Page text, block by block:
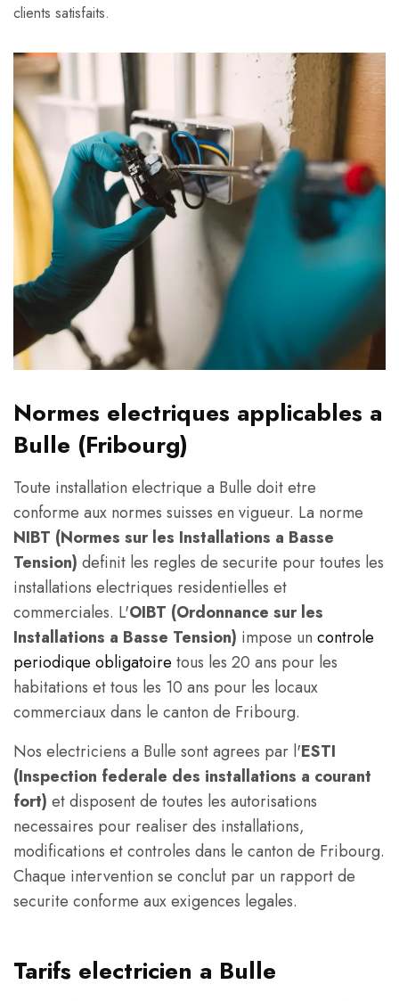
clients satisfaits.
Normes electriques applicables a
Bulle (Fribourg)
Toute installation electrique a Bulle doit etre
conforme aux normes suisses en vigueur. La norme
NIBT (Normes sur les Installations a Basse
Tension) definit les regles de securite pour toutes les
installations electriques residentielles et
commerciales. L'OIBT (Ordonnance sur les
Installations a Basse Tension) impose un controle
periodique obligatoire tous les 20 ans pour les
habitations et tous les 10 ans pour les locaux
commerciaux dans le canton de Fribourg.
Nos electriciens a Bulle sont agrees par l'ESTI
(Inspection federale des installations a courant
fort) et disposent de toutes les autorisations
necessaires pour realiser des installations,
modifications et controles dans le canton de Fribourg.
Chaque intervention se conclut par un rapport de
securite conforme aux exigences legales.
Tarifs electricien a Bulle